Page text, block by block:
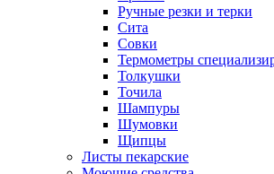
Ручные резки и терки
Сита
Совки
Термометры
Толкушки
Точила
Шампуры
Шумовки
Щипцы
Листы пекарские